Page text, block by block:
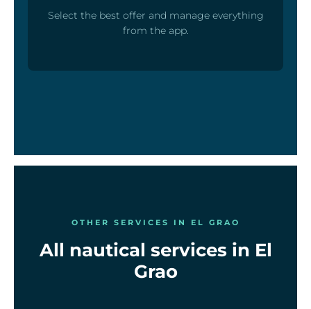
Select the best offer and manage everything
from the app.
OTHER SERVICES IN EL GRAO
All nautical services in El
Grao